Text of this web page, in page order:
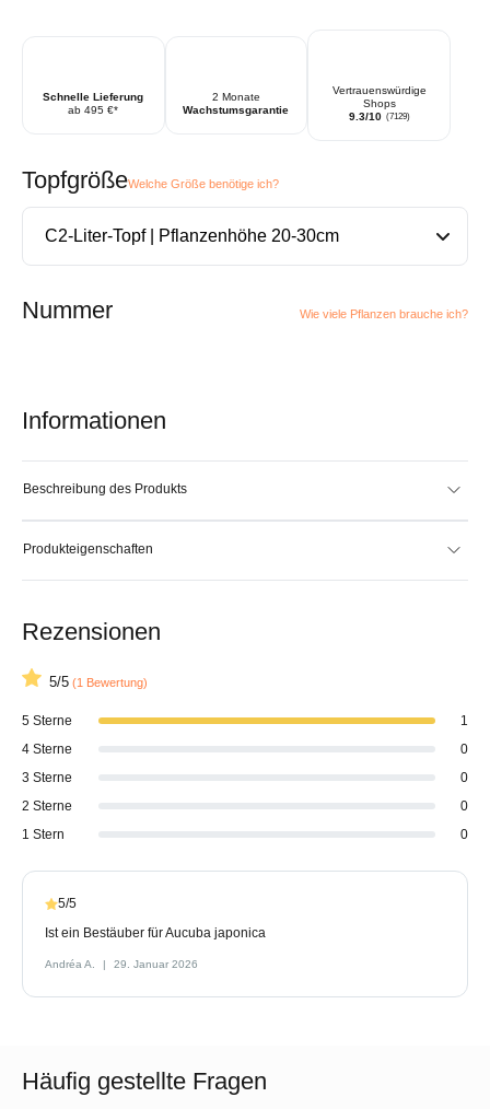
Schnelle Lieferung
ab 495 €*
2 Monate
Wachstumsgarantie
Vertrauenswürdige
Shops
9.3/10 (7129)
TopfgrößeWelche Größe benötige ich?
Nummer Wie viele Pflanzen brauche ich?
Informationen
Beschreibung des Produkts
Produkteigenschaften
Rezensionen
5/5 (1 Bewertung)
5 Sterne
1
4 Sterne
0
3 Sterne
0
2 Sterne
0
1 Stern
0
5/5
Ist ein Bestäuber für Aucuba japonica
Andréa A. 29. Januar 2026
Häufig gestellte Fragen